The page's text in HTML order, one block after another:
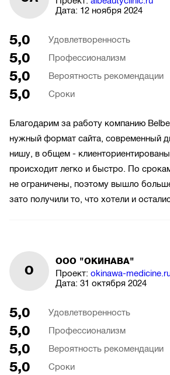
Дата: 12 ноября 2024
5,0 Удовлетворенность
5,0 Профессионализм
5,0 Вероятность рекомендации
5,0 Сроки
Благодарим за работу компанию
нужный формат сайта, современный
нишу, в общем -
происходит легко и быстро. По
не ограничены, поэтому вышло
зато получили то, что хотели и
О
ООО "ОКИНАВА"
Проект: okinawa-
Дата: 31 октября 2024
5,0 Удовлетворенность
5,0 Профессионализм
5,0 Вероятность рекомендации
5,0 Сроки